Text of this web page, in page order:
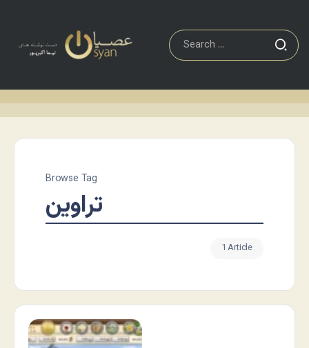
Browse Tag
تراوین
1 Article